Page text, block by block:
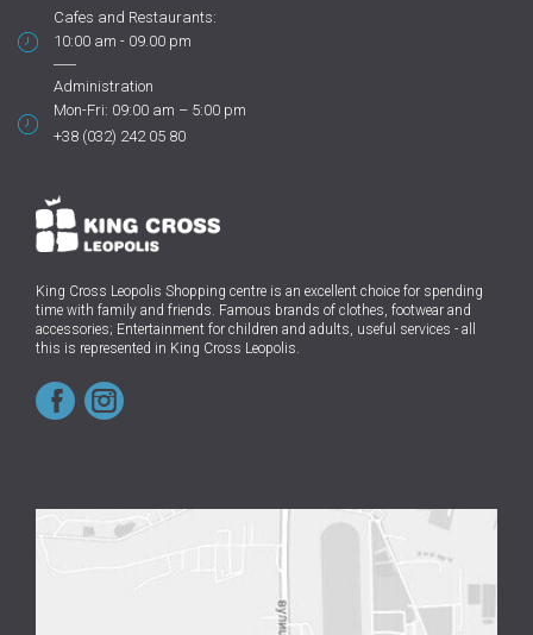
Cafes and Restaurants:
10:00 am - 09.00 pm
Administration
Mon-Fri: 09:00 am – 5:00 pm
+38 (032) 242 05 80
King Cross Leopolis Shopping centre is an excellent choice for spending
time with family and friends. Famous brands of clothes, footwear and
accessories; Entertainment for children and adults, useful services - all
this is represented in King Cross Leopolis.